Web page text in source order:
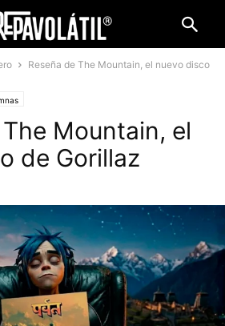
Reseña de The Mountain, el nuevo disco
Mountain, el
de Gorillaz